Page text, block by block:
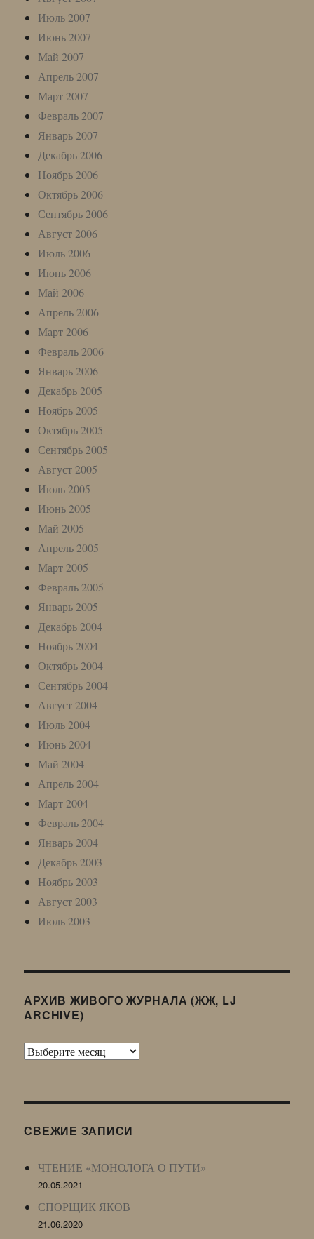
Июль 2007
Июнь 2007
Май 2007
Апрель 2007
Март 2007
Февраль 2007
Январь 2007
Декабрь 2006
Ноябрь 2006
Октябрь 2006
Сентябрь 2006
Август 2006
Июль 2006
Июнь 2006
Май 2006
Апрель 2006
Март 2006
Февраль 2006
Январь 2006
Декабрь 2005
Ноябрь 2005
Октябрь 2005
Сентябрь 2005
Август 2005
Июль 2005
Июнь 2005
Май 2005
Апрель 2005
Март 2005
Февраль 2005
Январь 2005
Декабрь 2004
Ноябрь 2004
Октябрь 2004
Сентябрь 2004
Август 2004
Июль 2004
Июнь 2004
Май 2004
Апрель 2004
Март 2004
Февраль 2004
Январь 2004
Декабрь 2003
Ноябрь 2003
Август 2003
Июль 2003
АРХИВ ЖИВОГО ЖУРНАЛА (ЖЖ, LJ
ARCHIVE)
Архив
LJ
СВЕЖИЕ ЗАПИСИ
ЧТЕНИЕ «МОНОЛОГА О ПУТИ»
20.05.2021
СПОРЩИК ЯКОВ
21.06.2020